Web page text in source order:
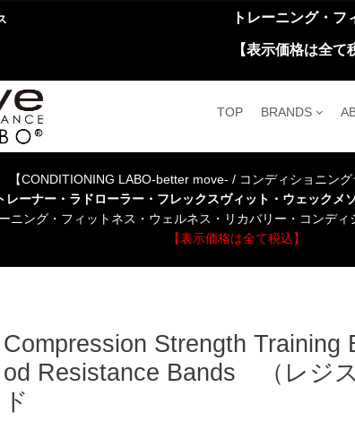
トレーニング・
【表示価格は全て
TOP BRANDS
【CONDITIONING LABO-better move- / コンディショニング
レーナー・ラドローラー・フレックスヴィット・ウェック
ーニング・フィットネス・ウェルネス・リカバリー・コンデ
【表示価格は全て税込】
Compression Strength Training
od Resistance Bands （レジ
ド